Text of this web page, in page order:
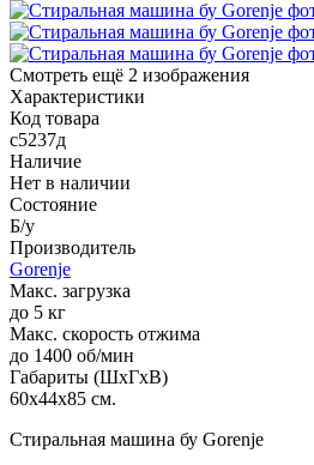
Смотреть ещё 2 изображения
Характеристики
Код товара
с5237д
Наличие
Нет в наличии
Состояние
Б/у
Производитель
Gorenje
Макс. загрузка
до 5 кг
Макс. скорость отжима
до 1400 об/мин
Габариты (ШхГхВ)
60x44x85 см.
Стиральная машина бу Gorenje